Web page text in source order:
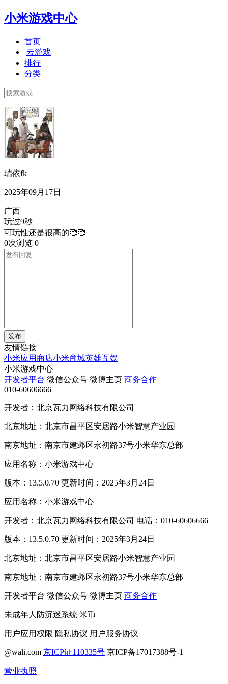
小米游戏中心
首页
云游戏
排行
分类
瑞依fk
2025年09月17日
广西
玩过9秒
可玩性还是很高的🥰🥰
0次浏览 0
发布
友情链接
小米应用商店小米商城英雄互娱
小米游戏中心
开发者平台 微信公众号 微博主页 商务合作
010-60606666
开发者：北京瓦力网络科技有限公司
北京地址：北京市昌平区安居路小米智慧产业园
南京地址：南京市建邺区永初路37号小米华东总部
应用名称：小米游戏中心
版本：13.5.0.70 更新时间：2025年3月24日
应用名称：小米游戏中心
开发者：北京瓦力网络科技有限公司 电话：010-60606666
版本：13.5.0.70 更新时间：2025年3月24日
北京地址：北京市昌平区安居路小米智慧产业园
南京地址：南京市建邺区永初路37号小米华东总部
开发者平台 微信公众号 微博主页 商务合作
未成年人防沉迷系统 米币
用户应用权限 隐私协议 用户服务协议
@wali.com 京ICP证110335号 京ICP备17017388号-1
营业执照